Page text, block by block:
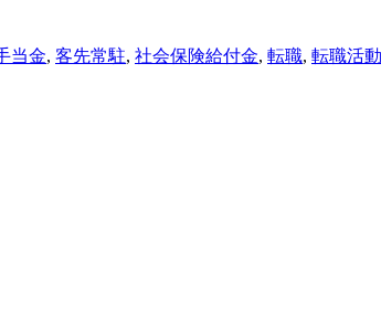
当金, 客先常駐, 社会保険給付金, 転職, 転職活動